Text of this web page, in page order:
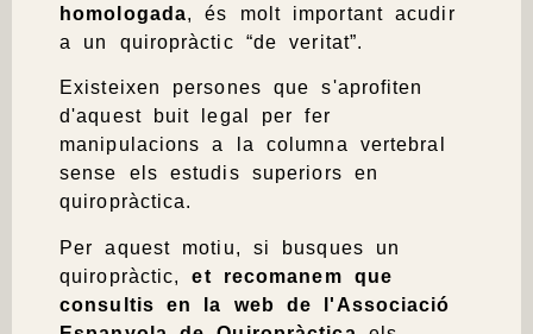
homologada, és molt important acudir
a un quiropràctic “de veritat”.
Existeixen persones que s'aprofiten
d'aquest buit legal per fer
manipulacions a la columna vertebral
sense els estudis superiors en
quiropràctica.
Per aquest motiu, si busques un
quiropràctic,et recomanem que
consultis en la web de l'Associació